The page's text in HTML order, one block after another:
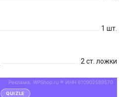
1 шт.
2 ст. ложки